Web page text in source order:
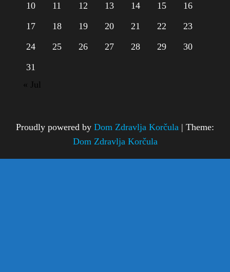
10
11 12 13 14 15
16
17
18 19 20 21 22
23
24
25 26 27 28 29
30
31
« Jul
Proudly powered by Dom Zdravlja Korčula | Theme:
Dom Zdravlja Korčula